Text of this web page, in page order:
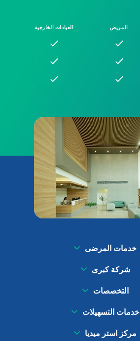
المريض العيادات الخارجية
خدمات المرضى
شركة كبرى
التخصصات
خدمات التسهيلات
مركز استر ميديا